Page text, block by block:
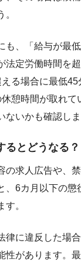
も、「給与が最
法定労働時間を
る場合に最低45
憩時間が取れて
ないかも確認しま
るとどうなる？
の求人広告や、
、6カ月以下の
。
律に違反した場
性があります。